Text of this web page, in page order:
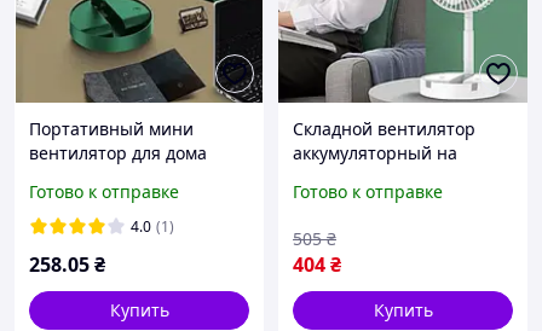
Портативный мини
вентилятор для дома
Складной настольный
вентилятор с USB
Готово к отправке
4.0 (1)
258.05₴
Купить
Складной вентилятор
аккумуляторный на
Fan с USB зарядкой
Готово к отправке
404₴
505 ₴
Купить